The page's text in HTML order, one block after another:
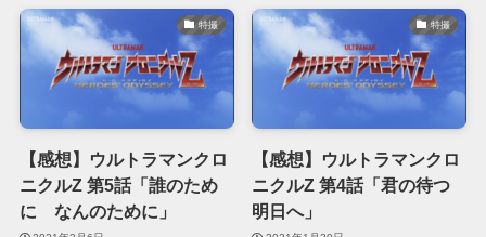
特撮
【感想】ウルトラマンクロ
ニクルZ 第5話「誰のため
に なんのために」
特撮
【感想】ウルトラマンクロ
ニクルZ 第4話「君の待つ
明日へ」